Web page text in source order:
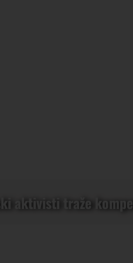
aktivisti traže